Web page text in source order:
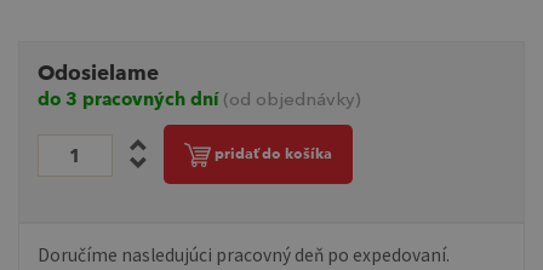
Odosielame
do 3 pracovných dní (od objednávky)
pridať do košíka
Doručíme nasledujúci pracovný deň po expedovaní.